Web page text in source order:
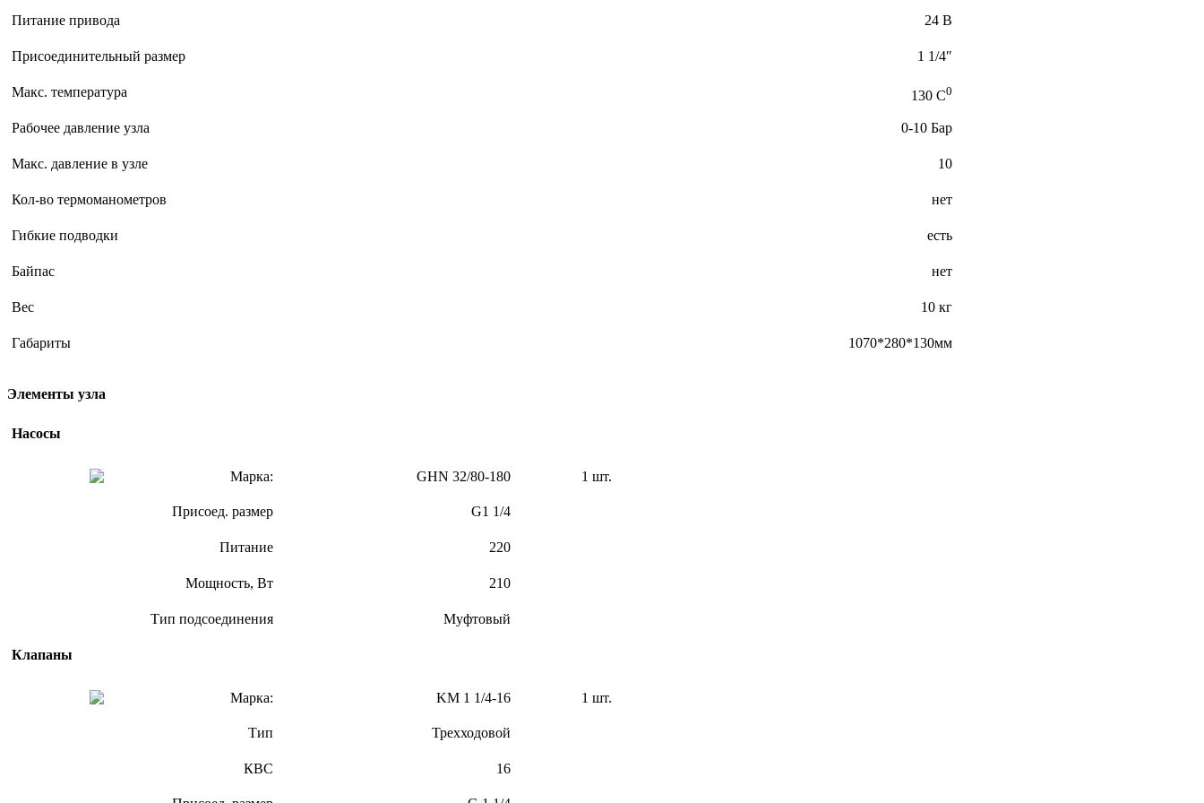
Питание привода 24 В
Присоединительный размер 1 1/4″
Макс. температура 130 C0
Рабочее давление узла 0-10 Бар
Макс. давление в узле 10
Кол-во термоманометров нет
Гибкие подводки есть
Байпас нет
Вес 10 кг
Габариты 1070*280*130мм
Элементы узла
Насосы
Марка: GHN 32/80-180 1 шт.
Присоед. размер G1 1/4
Питание 220
Мощность, Вт 210
Тип подсоединения Муфтовый
Клапаны
Марка: KM 1 1/4-16 1 шт.
Тип Трехходовой
КВС 16